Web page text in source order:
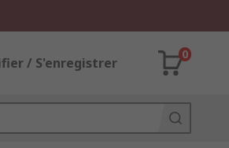
/ S'enregistrer
0